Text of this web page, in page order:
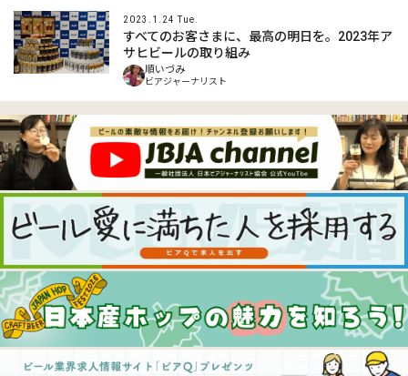
2023.1.24 Tue.
すべてのお客さまに、最高の明日を。2023年ア
サヒビールの取り組み
順いづみ
ビアジャーナリスト